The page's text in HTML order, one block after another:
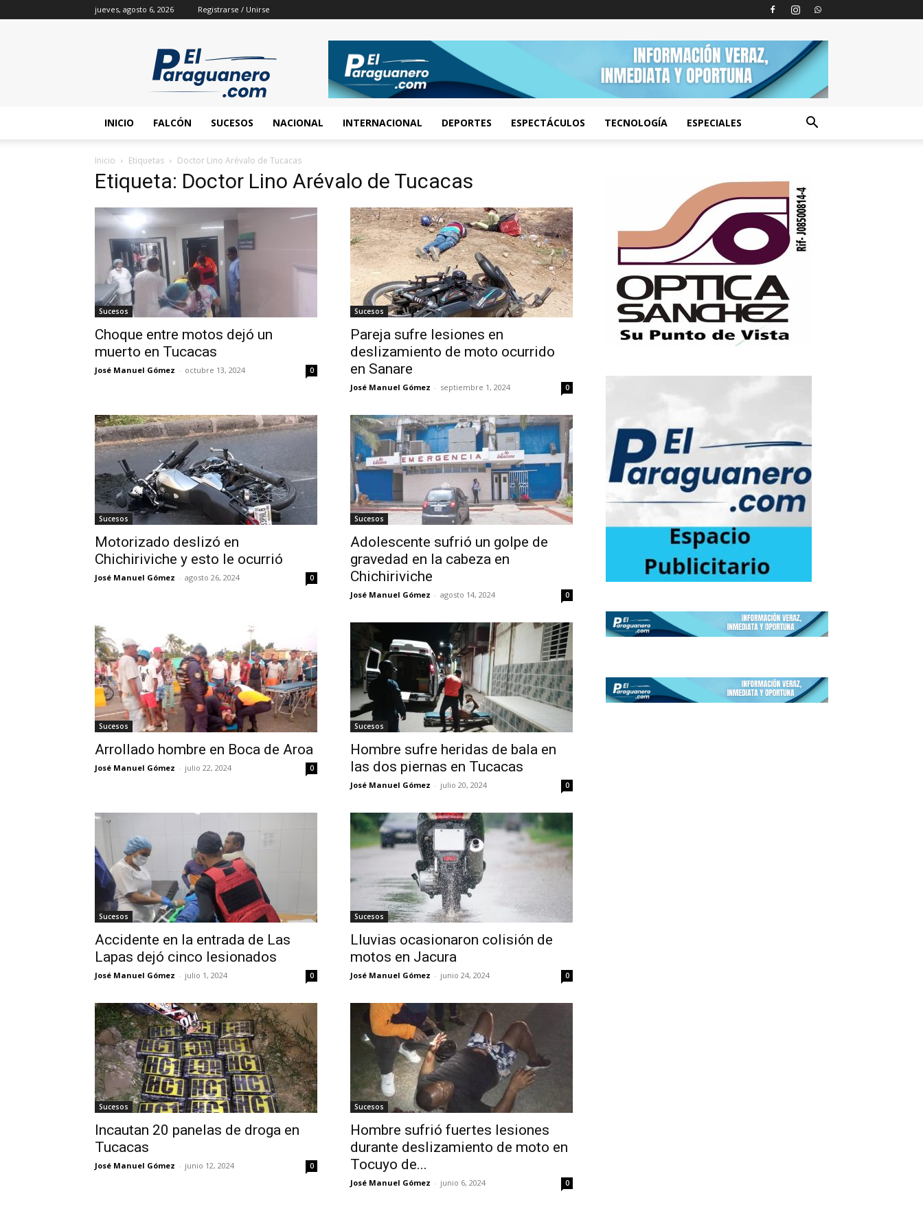
jueves, agosto 6, 2026 Registrarse / Unirse
INICIO FALCÓN SUCESOS NACIONAL INTERNACIONAL DEPORTES ESPECTÁCULOS TECNOLOGÍA ESPECIALES
Inicio Etiquetas Doctor Lino Arévalo de Tucacas
Etiqueta: Doctor Lino Arévalo de Tucacas
Sucesos
Choque entre motos dejó un
muerto en Tucacas
José Manuel Gómez - octubre 13, 2024 0
Sucesos
Pareja sufre lesiones en
deslizamiento de moto ocurrido
en Sanare
José Manuel Gómez - septiembre 1, 2024 0
Sucesos
Motorizado deslizó en
Chichiriviche y esto le ocurrió
José Manuel Gómez - agosto 26, 2024 0
Sucesos
Adolescente sufrió un golpe de
gravedad en la cabeza en
Chichiriviche
José Manuel Gómez - agosto 14, 2024 0
Sucesos
Arrollado hombre en Boca de Aroa
José Manuel Gómez - julio 22, 2024 0
Sucesos
Hombre sufre heridas de bala en
las dos piernas en Tucacas
José Manuel Gómez - julio 20, 2024 0
Sucesos
Accidente en la entrada de Las
Lapas dejó cinco lesionados
José Manuel Gómez - julio 1, 2024 0
Sucesos
Lluvias ocasionaron colisión de
motos en Jacura
José Manuel Gómez - junio 24, 2024 0
Sucesos
Incautan 20 panelas de droga en
Tucacas
José Manuel Gómez - junio 12, 2024 0
Sucesos
Hombre sufrió fuertes lesiones
durante deslizamiento de moto en
Tocuyo de...
José Manuel Gómez - junio 6, 2024 0